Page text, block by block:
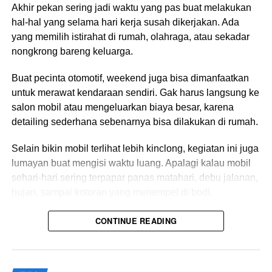
Sekarang gimana kalau tiba-tiba mobil berhenti di tol?
Pastikan kamu tetap tenang dan jangan injak rem dulu.
Biar kamu bisa menepi ke pinggir tol, sebaiknya kamu
atur stir sekuat tenaga dan nyalain lampu hazard plus
aman pelan-pelan tanpa mengganggu orang di sekitar.
Kalau mobil sudah dirasa aman, segera pasang segitiga
pengaman biar orang lain tahu kondisi kamu. Kalau mobil
peralatan ganti ban.
Beda lagi kalau mobil mogok karena masalah mesin atau
darurat dari Jasa Marga atau Polisi PJR. Tenang aja,
mereka selalu siap sedia berpatroli atau bantu kamu 24
Biasanya, petugas memberikan penderekan gratis bagi
Akhir pekan sering jadi waktu yang pas buat melakukan
hal-hal yang selama hari kerja susah dikerjakan. Ada
yang memilih istirahat di rumah, olahraga, atau sekadar
nongkrong bareng keluarga.
Buat pecinta otomotif, weekend juga bisa dimanfaatkan
untuk merawat kendaraan sendiri. Gak harus langsung ke
salon mobil atau mengeluarkan biaya besar, karena
detailing sederhana sebenarnya bisa dilakukan di rumah.
Selain bikin mobil terlihat lebih kinclong, kegiatan ini juga
lumayan buat mengisi waktu luang. Apalagi kalau mobil
sehari-hari sering terpapar panas matahari, debu jalanan,
Kalau dibiarkan terus-menerus, tampilan cat bisa kusam
dan kehilangan kilapnya.
CONTINUE READING